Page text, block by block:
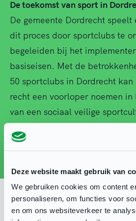
Deze website maakt gebruik van
We gebruiken cookies om content
personaliseren, om functies voor
en om ons websiteverkeer te
De toekomst van sport in
De gemeente Dordrecht
dit proces door sportclubs te
begeleiden bij het
basiseisen. Met de
50 sportclubs in Dordrecht
recht een voorloper noemen in
van een sociaal veilige
deelnemende clubs groeit
dat er steeds meer aandacht
Sportlief, voor een positief
Komende tijd gaat de